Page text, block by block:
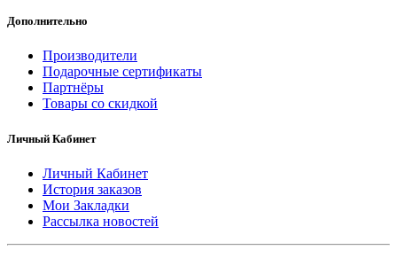
Дополнительно
Производители
Подарочные сертификаты
Партнёры
Товары со скидкой
Личный Кабинет
Личный Кабинет
История заказов
Мои Закладки
Рассылка новостей